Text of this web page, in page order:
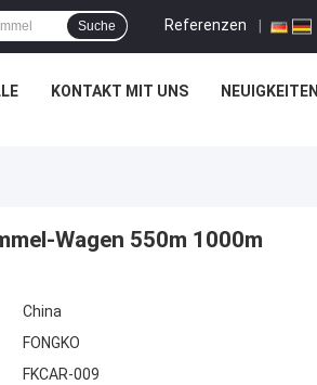
Referenzen |
Suche
KONTAKT MIT UNS NEUIGKEITEN
Wagen 550m 1000m
China
FONGKO
FKCAR-009